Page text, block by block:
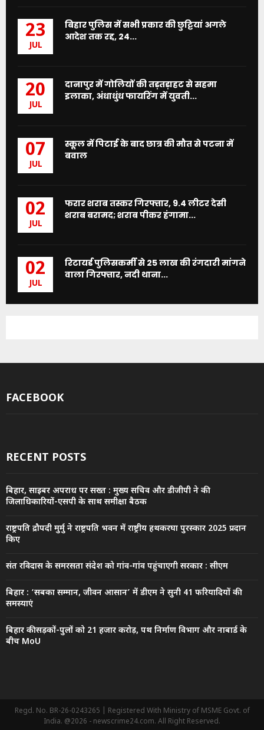
23
JUL
बिहार पुलिस में सभी प्रकार की छुट्टियां अगले
आदेश तक रद्द, 24...
20
JUL
दानापुर में गोलियों की तड़तड़ाहट से सहमा
इलाका, अंधाधुंध फायरिंग में युवती...
07
JUL
स्कूल में पिटाई के बाद छात्र की मौत से पटना में
बवाल
02
JUL
फरार शराब तस्कर गिरफ्तार, 9.4 लीटर देसी
शराब बरामद; शराब पीकर हंगामा...
02
JUL
रिटायर्ड पुलिसकर्मी से 25 लाख की रंगदारी मांगने
वाला गिरफ्तार, नदी थाना...
FACEBOOK
RECENT POSTS
बिहार, साइबर अपराध पर सख्त : मुख्य सचिव और डीजीपी ने की
जिलाधिकारियों-एसपी के साथ समीक्षा बैठक
राष्ट्रपति द्रौपदी मुर्मु ने राष्ट्रपति भवन में राष्ट्रीय हथकरघा पुरस्कार 2025 प्रदान
किए
संत रविदास के समरसता संदेश को गांव-गांव पहुंचाएगी सरकार : सीएम
बिहार : ‘सबका सम्मान, जीवन आसान’ में डीएम ने सुनी 41 फरियादियों की
समस्याएं
बिहार की सड़कों-पुलों को 21 हजार करोड़, पथ निर्माण विभाग और नाबार्ड के
बीच MoU
Regd. No. BR-26-0243265 | Registered With Ministry of MSME Govt. of
India. @2026 - newscrime24.com. All Right Reserved.